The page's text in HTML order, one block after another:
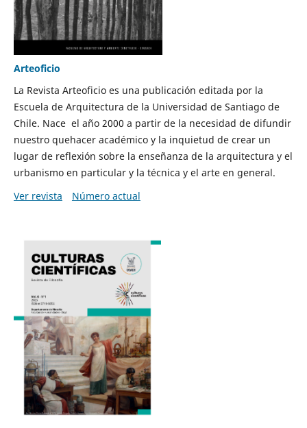
Arteoficio
La Revista Arteoficio es una publicación editada por la
Escuela de Arquitectura de la Universidad de Santiago de
Chile. Nace el año 2000 a partir de la necesidad de difundir
nuestro quehacer académico y la inquietud de crear un
lugar de reflexión sobre la enseñanza de la arquitectura y el
urbanismo en particular y la técnica y el arte en general.
Ver revista
Número actual